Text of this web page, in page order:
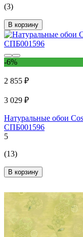
(3)
В корзину
-6%
2 855 ₽
3 029 ₽
Натуральные обои
СПБ001596
5
(13)
В корзину